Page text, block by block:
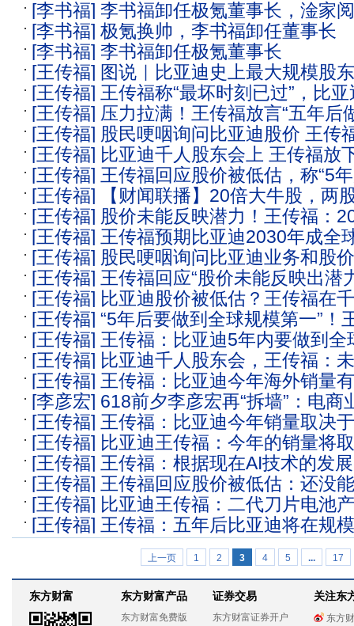
[李书福] 李书福卸任极氪董事长，淦家
代表人
[李书福] 极氪换帅，李书福卸任董事长
[李书福] 李书福卸任极氪董事长
[王传福] 图说｜比亚迪史上最大规模股
递出哪些信号？
[王传福] 王传福称“最坏时刻已过”，比
刺全球第一
[王传福] 压力拉满！王传福放言“五年后
一”背后：比亚迪追平丰田每年销量增
[王传福] 股民哽咽询问比亚迪股价 王传
[王传福] 比亚迪千人股东会上 王传福放
做到全球第一
[王传福] 王传福回应股价被低估，称“5
到全球车企第一”
[王传福]
【财闻联播】20倍大牛股，两
传福：5年后比亚迪将做到全球第一
[王传福] 股价未能反映潜力！王传福：
艳”技术爆发｜比亚迪股东大会
[王传福] 王传福预期比亚迪2030年成全
企
[王传福] 股民哽咽询问比亚迪业务和股
自己只有比亚迪一只股票 王传福回应
[王传福] 王传福回应“股价未能反映出潜
冲刺全球第一
[王传福] 比亚迪股价被低估？王传福在
[王传福] “5年后要做到全球规模第一”！
价被低估：还没能反映比亚迪潜力，会
[王传福] 王传福：比亚迪5年内要做到全
[王传福] 比亚迪千人股东会，王传福：
球规模第一
[王传福] 王传福：比亚迪今年海外销量
[李彦宏] 618前夕李彦宏再“拆墙”：电商
老将平晓黎掌权商业化，百度填补AI拼
[王传福] 王传福：比亚迪今年销量取决
[王传福] 比亚迪王传福：今年的销量将
[王传福] 王传福：根据现在AI技术的发
未来L3、L4一定会提前落地
[王传福] 王传福回应股价被低估：还没
力 会实现更好的股东回报
[王传福] 比亚迪王传福：二代刀片电池
今年的销量取决于电池产量
[王传福] 王传福：五年后比亚迪将在规
上一页 1 2 3 4 5 ... 17
东方财富 东方财富产品
东方财富免费版
证券交易
东方财富证券开户
关注东
东方